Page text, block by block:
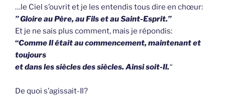
…le Ciel s’ouvrit et je les entendis tous dire en chœur:
” Gloire au Père, au Fils et au Saint-Esprit.”
Et je ne sais plus comment, mais je répondis:
“Comme Il était au commencement, maintenant et
toujours
et dans les siècles des siècles. Ainsi soit-Il.“
De quoi s’agissait-Il?